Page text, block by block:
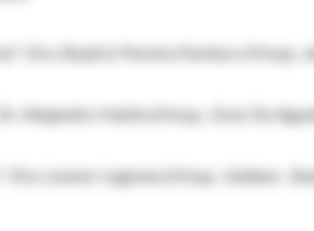
Dra. Beatriz Pereira Pacheco (Hosp..
Alejandro Hakim.(Hosp.. Gral. De
Leonor Lugones.(Hosp.. Italiano .